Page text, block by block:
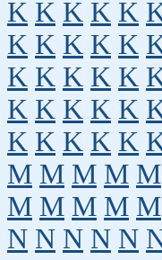
K K K K K
K K K K K
K K K K K
K K K K K
K K K K K
M M M M M
M M M M M
N N N N N